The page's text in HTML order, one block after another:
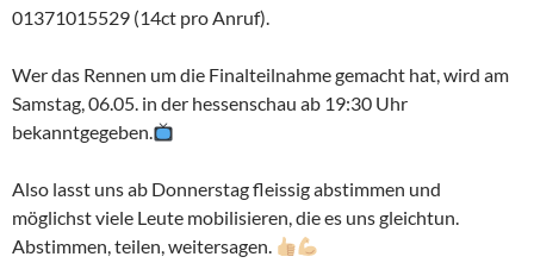
01371015529 (14ct pro Anruf).
Wer das Rennen um die Finalteilnahme gemacht hat, wird am
Samstag, 06.05. in der hessenschau ab 19:30 Uhr
bekanntgegeben.
Also lasst uns ab Donnerstag fleissig abstimmen und
möglichst viele Leute mobilisieren, die es uns gleichtun.
Abstimmen, teilen, weitersagen.